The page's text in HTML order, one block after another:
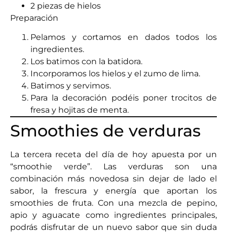
2 piezas de hielos
Preparación
Pelamos y cortamos en dados todos los
ingredientes.
Los batimos con la batidora.
Incorporamos los hielos y el zumo de lima.
Batimos y servimos.
Para la decoración podéis poner trocitos de
fresa y hojitas de menta.
Smoothies de verduras
La tercera receta del día de hoy apuesta por un
“smoothie verde”. Las verduras son una
combinación más novedosa sin dejar de lado el
sabor, la frescura y energía que aportan los
smoothies de fruta. Con una mezcla de pepino,
apio y aguacate como ingredientes principales,
podrás disfrutar de un nuevo sabor que sin duda